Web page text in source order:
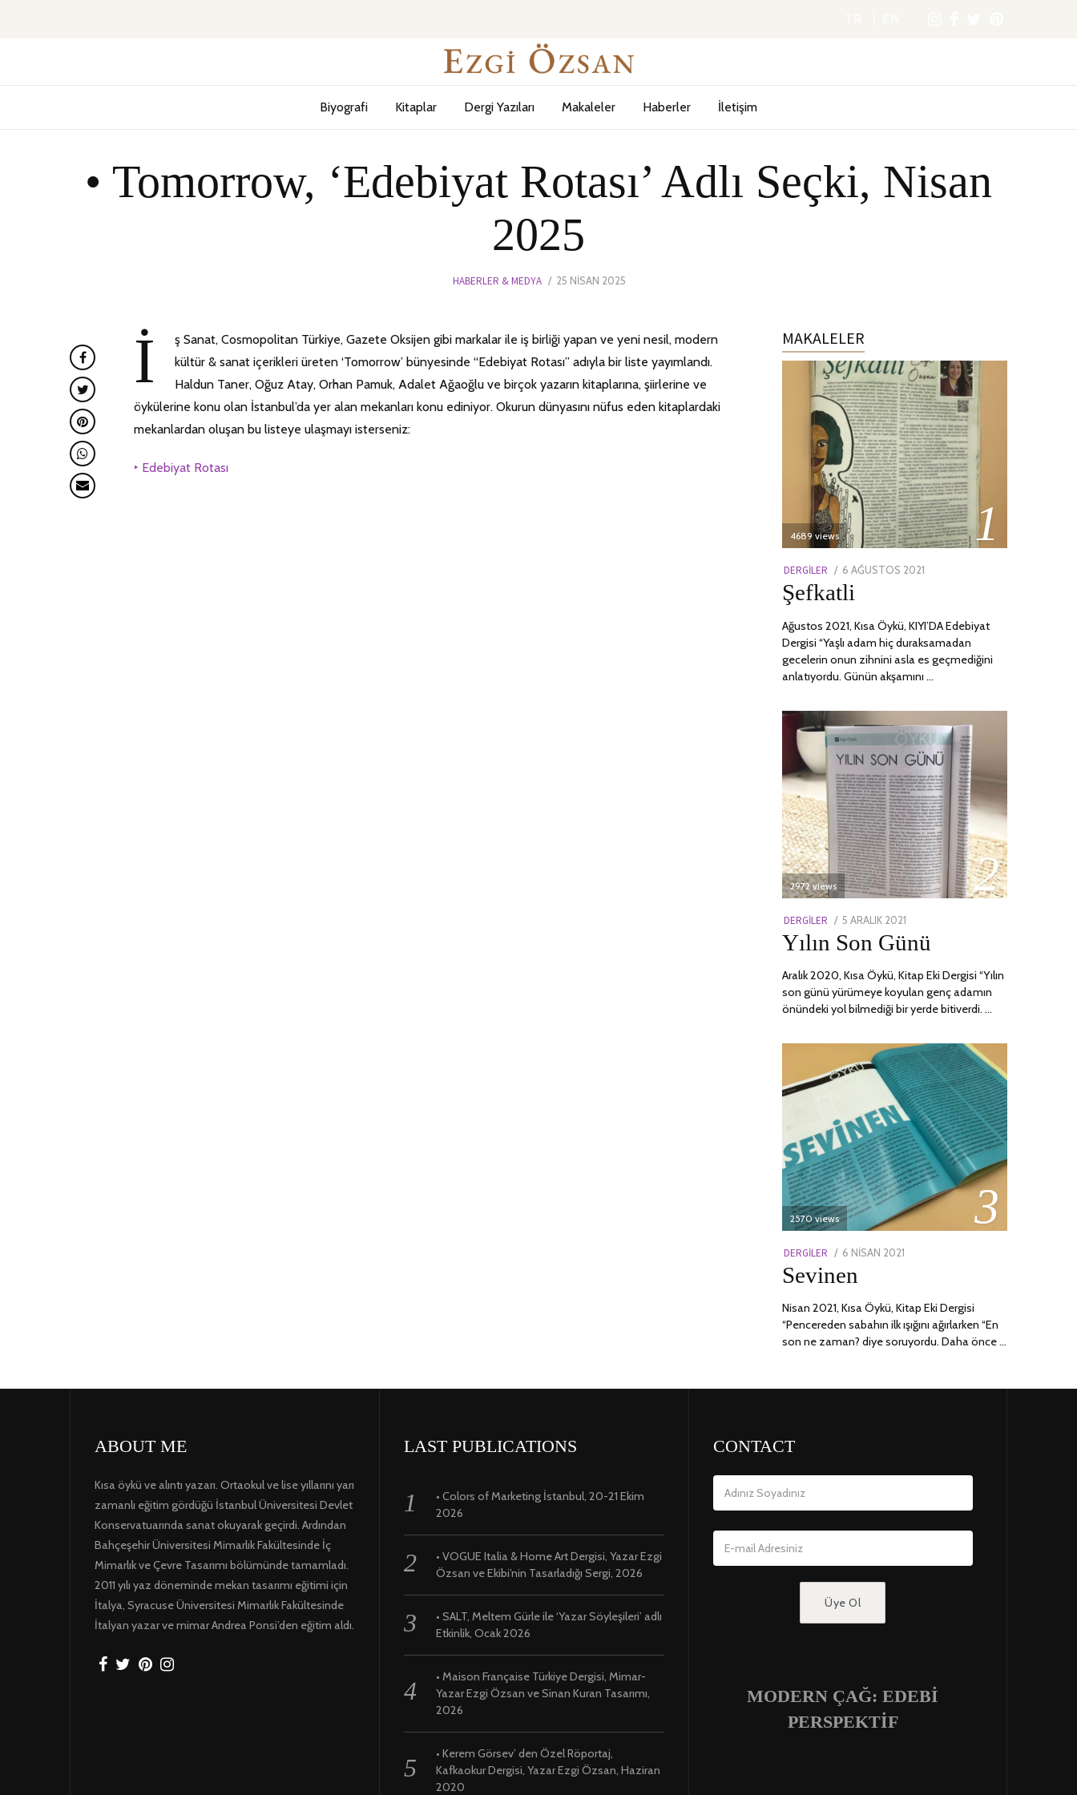
Biyografi Kitaplar Dergi Yazıları Makaleler Haberler İletişim
• Tomorrow, ‘Edebiyat Rotası’ Adlı Seçki, Nisan
2025
HABERLER & MEDYA
POSTED
25 NISAN 2025
İ
ş Sanat, Cosmopolitan Türkiye, Gazete Oksijen gibi markalar ile iş birliği yapan ve yeni nesil, modern
kültür & sanat içerikleri üreten ‘Tomorrow’ bünyesinde “Edebiyat Rotası” adıyla bir liste yayımlandı.
Haldun Taner, Oğuz Atay, Orhan Pamuk, Adalet Ağaoğlu ve birçok yazarın kitaplarına, şiirlerine ve
öykülerine konu olan İstanbul’da yer alan mekanları konu ediniyor. Okurun dünyasını nüfus eden kitaplardaki
mekanlardan oluşan bu listeye ulaşmayı isterseniz:
‣ Edebiyat Rotası
MAKALELER
01
4689 views
DERGILER
POSTED
ON
6 AĞUSTOS 2021
Şefkatli
Ağustos 2021, Kısa Öykü, KIYI’DA Edebiyat
Dergisi “Yaşlı adam hiç duraksamadan
gecelerin onun zihnini asla es geçmediğini
anlatıyordu. Günün akşamını …
02
2972 views
DERGILER
POSTED
ON
5 ARALIK 2021
NISAN
Yılın Son Günü
Aralık 2020, Kısa Öykü, Kitap Eki Dergisi “Yılın
son günü yürümeye koyulan genç adamın
önündeki yol bilmediği bir yerde bitiverdi. …
03
2570 views
DERGILER
POSTED
ON
6 NISAN 2021
Sevinen
Nisan 2021, Kısa Öykü, Kitap Eki Dergisi
“Pencereden sabahın ilk ışığını ağırlarken “En
son ne zaman? diye soruyordu. Daha önce …
ABOUT ME
Kısa öykü ve alıntı yazarı. Ortaokul ve lise yıllarını yarı
zamanlı eğitim gördüğü İstanbul Üniversitesi Devlet
Konservatuarında sanat okuyarak geçirdi. Ardından
Bahçeşehir Üniversitesi Mimarlık Fakültesinde İç
Mimarlık ve Çevre Tasarımı bölümünde tamamladı.
2011 yılı yaz döneminde mekan tasarımı eğitimi için
İtalya, Syracuse Üniversitesi Mimarlık Fakültesinde
İtalyan yazar ve mimar Andrea Ponsi’den eğitim aldı.
LAST PUBLICATIONS
• Colors of Marketing İstanbul, 20-21 Ekim
2026
• VOGUE Italia & Home Art Dergisi, Yazar Ezgi
Özsan ve Ekibi’nin Tasarladığı Sergi, 2026
• SALT, Meltem Gürle ile ‘Yazar Söyleşileri’ adlı
Etkinlik, Ocak 2026
• Maison Française Türkiye Dergisi, Mimar-
Yazar Ezgi Özsan ve Sinan Kuran Tasarımı,
2026
• Kerem Görsev’ den Özel Röportaj,
Kafkaokur Dergisi, Yazar Ezgi Özsan, Haziran
2020
CONTACT
MODERN ÇAĞ: EDEBİ
PERSPEKTİF